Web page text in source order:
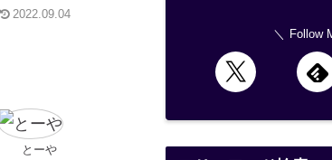
2022.09.04
とーや
Follow